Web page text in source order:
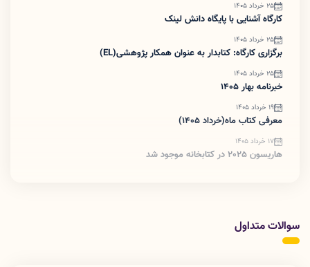
25 خرداد 1405
کارگاه آشنایی با پایگاه دانش لینک
25 خرداد 1405
برگزاری کارگاه: کتابدار به عنوان همکار پژوهشی(EL)
25 خرداد 1405
خبرنامه بهار 1405
19 خرداد 1405
معرفی کتاب ماه(خرداد 1405)
17 خرداد 1405
هاریسون 2025 در کتابخانه موجود شد
سوالات متداول